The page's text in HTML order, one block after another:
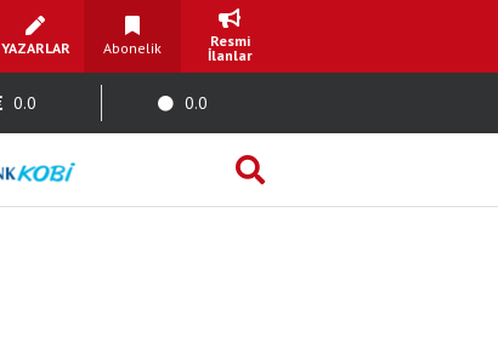
YAZARLAR Abonelik
Resmi
İlanlar
0.0 0.0